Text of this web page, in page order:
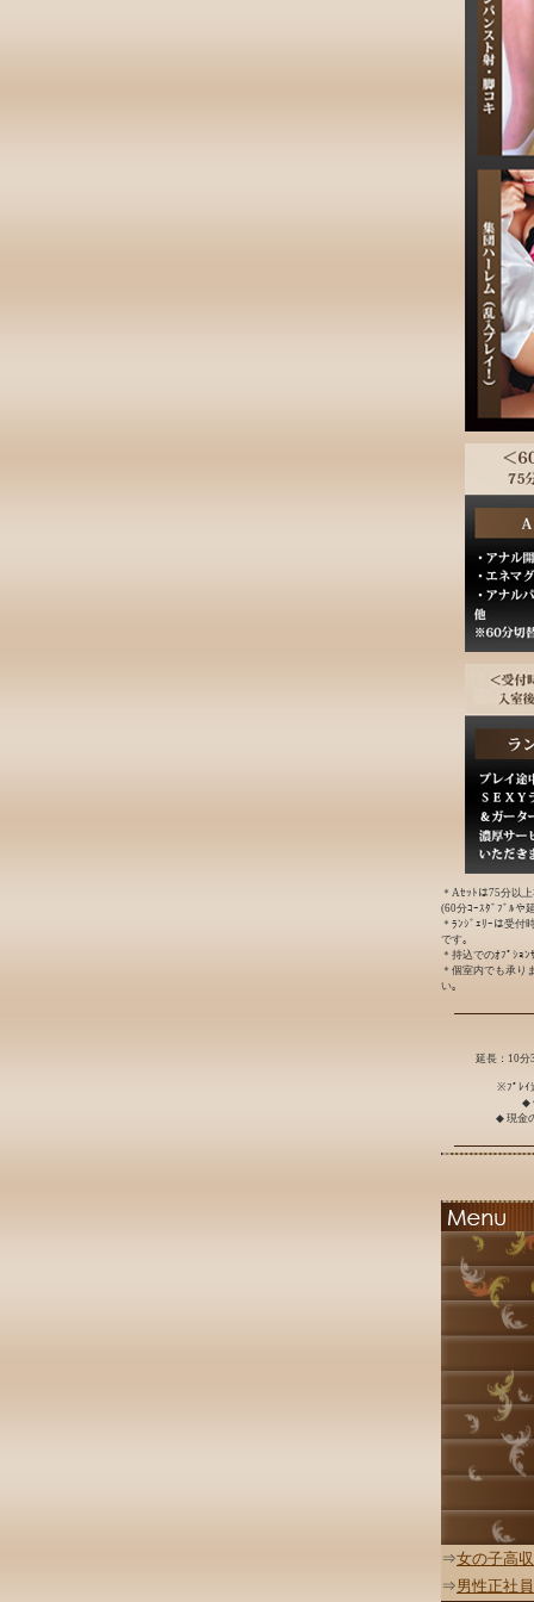
＊Aｾｯﾄは75分以
(60分ｺｰｽﾀﾞﾌﾞﾙや
＊ﾗﾝｼﾞｪﾘｰは受付
です｡
＊持込でのｵﾌﾟｼｮ
＊個室内でも承り
い｡
延長：10分
※ﾌﾟﾚｲ
◆
◆ 現金
⇒女の子高
⇒男性正社